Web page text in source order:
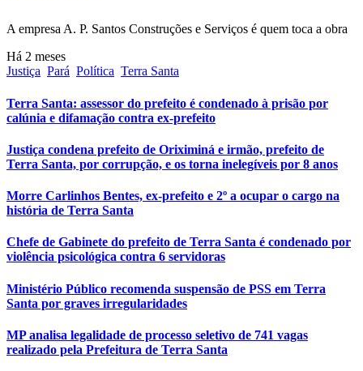
A empresa A. P. Santos Construções e Serviços é quem toca a obra
Há 2 meses
Justiça Pará Política Terra Santa
Terra Santa: assessor do prefeito é condenado à prisão por
calúnia e difamação contra ex-prefeito
Justiça condena prefeito de Oriximiná e irmão, prefeito de
Terra Santa, por corrupção, e os torna inelegíveis por 8 anos
Morre Carlinhos Bentes, ex-prefeito e 2º a ocupar o cargo na
história de Terra Santa
Chefe de Gabinete do prefeito de Terra Santa é condenado por
violência psicológica contra 6 servidoras
Ministério Público recomenda suspensão de PSS em Terra
Santa por graves irregularidades
MP analisa legalidade de processo seletivo de 741 vagas
realizado pela Prefeitura de Terra Santa